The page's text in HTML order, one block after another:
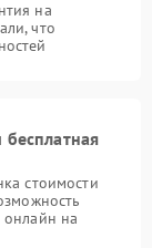
на
что
стоимости
онлайн на